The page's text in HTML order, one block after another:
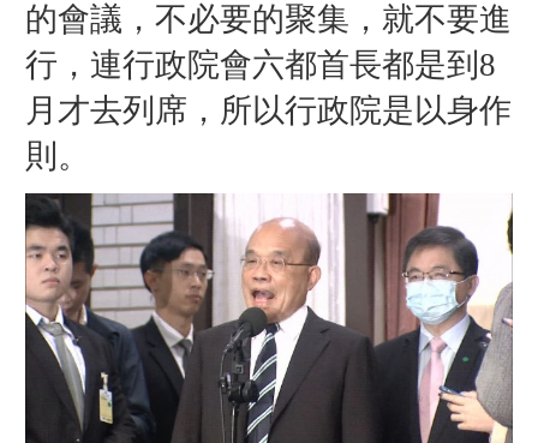
的會議，不必要的聚集，就不要進
行，連行政院會六都首長都是到8
月才去列席，所以行政院是以身作
則。